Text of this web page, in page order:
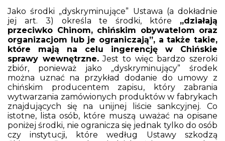
Jako środki „dyskryminujące” Ustawa (a dokładnie
jej art. 3) określa te środki, które „działają
przeciwko Chinom, chińskim obywatelom oraz
organizacjom lub je ograniczają”, a także takie,
które mają na celu ingerencję w Chińskie
sprawy wewnętrzne.Jest to więc bardzo szeroki
zbiór, ponieważ jako „dyskryminujący” środek
można uznać na przykład dodanie do umowy z
chińskim producentem zapisu, który zabrania
wytwarzania zamówionych produktów w fabrykach
znajdujących się na unijnej liście sankcyjnej. Co
istotne, lista osób, które muszą uważać na opisane
poniżej środki, nie ogranicza się jednak tylko do osób
czy instytucji, które według Ustawy szkodzą